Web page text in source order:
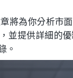
將為你分析市
並提供詳細的
。